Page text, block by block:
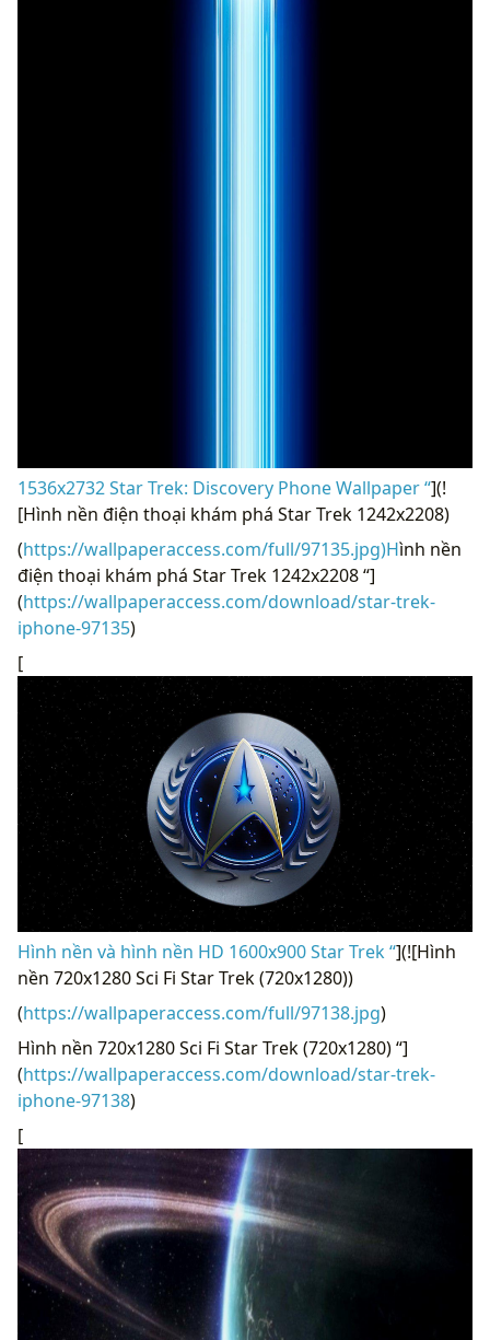
1536x2732 Star Trek: Discovery Phone Wallpaper “](!
[Hình nền điện thoại khám phá Star Trek 1242x2208)
(https://wallpaperaccess.com/full/97135.jpg)Hình nền
điện thoại khám phá Star Trek 1242x2208 “]
(https://wallpaperaccess.com/download/star-trek-
iphone-97135)
[
Hình nền và hình nền HD 1600x900 Star Trek “](![Hình
nền 720x1280 Sci Fi Star Trek (720x1280))
(https://wallpaperaccess.com/full/97138.jpg)
Hình nền 720x1280 Sci Fi Star Trek (720x1280) “]
(https://wallpaperaccess.com/download/star-trek-
iphone-97138)
[